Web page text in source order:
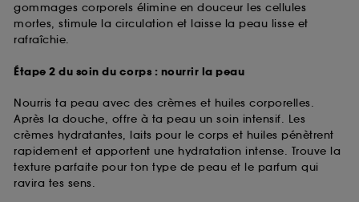
gommages corporels élimine en douceur les cellules
mortes, stimule la circulation et laisse la peau lisse et
rafraîchie.
Étape 2 du soin du corps : nourrir la peau
Nourris ta peau avec des crèmes et huiles corporelles.
Après la douche, offre à ta peau un soin intensif. Les
crèmes hydratantes, laits pour le corps et huiles pénètrent
rapidement et apportent une hydratation intense. Trouve la
texture parfaite pour ton type de peau et le parfum qui
ravira tes sens.